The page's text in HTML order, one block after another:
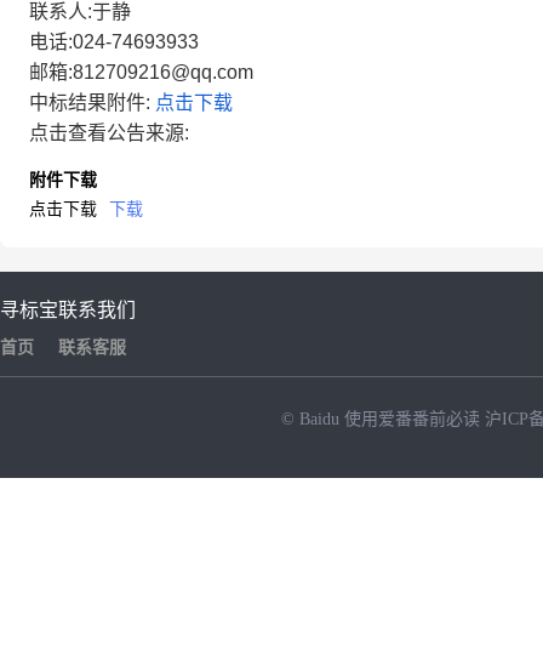
联系人:于静
电话:024-74693933
邮箱:812709216@qq.com
中标结果附件: 点击下载
点击查看公告来源:
附件下载
点击下载
下载
寻标宝
首页
联系我们
联系客服
© Baidu 使用爱番番前必读 沪ICP